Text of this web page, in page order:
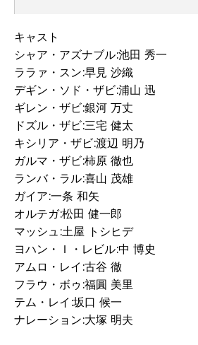
キャスト
シャア・アズナブル:池田 秀一
ララァ・スン:早見 沙織
デギン・ソド・ザビ:浦山 迅
ギレン・ザビ:銀河 万丈
ドズル・ザビ:三宅 健太
キシリア・ザビ:渡辺 明乃
ガルマ・ザビ:柿原 徹也
ランバ・ラル:喜山 茂雄
ガイア:一条 和矢
オルテガ:松田 健一郎
マッシュ:土屋 トシヒデ
ヨハン・Ｉ・レビル:中 博史
アムロ・レイ:古谷 徹
フラウ・ボゥ:福圓 美里
テム・レイ:坂口 候一
ナレーション:大塚 明夫